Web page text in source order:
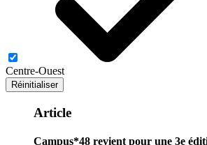
Centre-Ouest
Réinitialiser
Article
Campus*48 revient pour une 3e